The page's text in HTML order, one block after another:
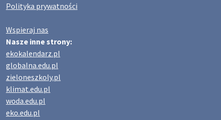
Polityka prywatności
Wspieraj nas
Nasze inne strony:
ekokalendarz.pl
globalna.edu.pl
zieloneszkoly.pl
klimat.edu.pl
woda.edu.pl
eko.edu.pl